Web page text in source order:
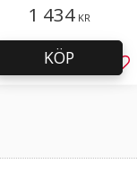
1 434KR
KÖP